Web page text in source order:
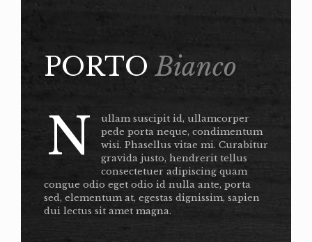
PORTOBianco
N
ullam suscipit id, ullamcorper
pede porta neque, condimentum
wisi. Phasellus vitae mi. Curabitur
gravida justo, hendrerit tellus
consectetuer adipiscing quam
congue odio eget odio id nulla ante, porta
sed, elementum at, egestas dignissim, sapien
dui lectus sit amet magna.